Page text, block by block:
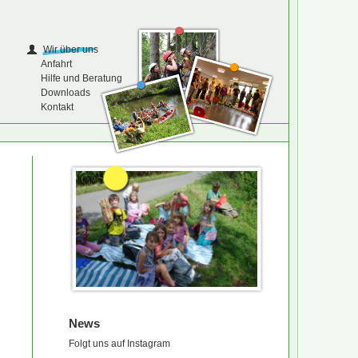
Wir über uns
Anfahrt
Hilfe und Beratung
Downloads
Kontakt
News
Folgt uns auf Instagram